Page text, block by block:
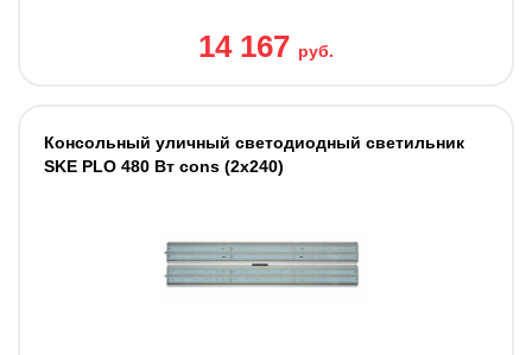
14 167 руб.
Консольный уличный светодиодный светильник
SKE PLO 480 Вт cons (2х240)